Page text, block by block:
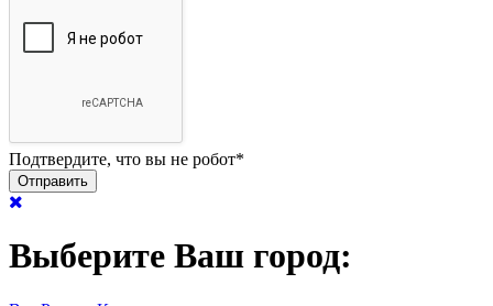
Подтвердите, что вы не робот*
Выберите Ваш город: